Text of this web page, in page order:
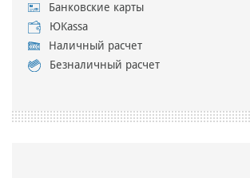
Банковские карты
ЮKassa
Наличный расчет
Безналичный расчет